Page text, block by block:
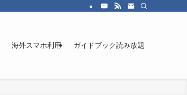
海外スマホ利用 ガイドブック読み放題